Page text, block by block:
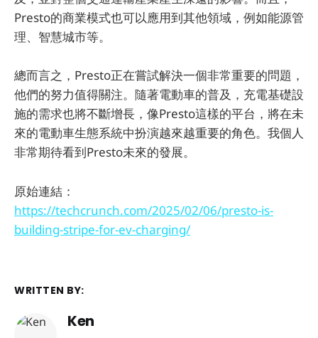
Presto的商業模式也可以應用到其他領域，例如能源管
理、智慧城市等。
總而言之，Presto正在嘗試解決一個非常重要的問題，
他們的努力值得關注。隨著電動車的普及，充電基礎設
施的需求也將不斷增長，像Presto這樣的平台，將在未
來的電動車生態系統中扮演越來越重要的角色。我個人
非常期待看到Presto未來的發展。
原始連結：
https://techcrunch.com/2025/02/06/presto-is-
building-stripe-for-ev-charging/
WRITTEN BY:
Ken